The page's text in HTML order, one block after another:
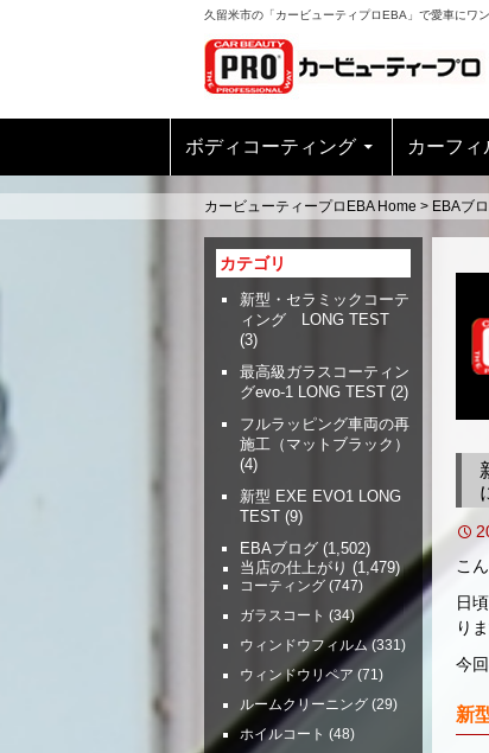
久留米市の「カービューティプロEBA」で愛車にワ
ボディコーティング カーフィ
カービューティープロEBA Home > EBAブ
こ
日
り
今
新
カテゴリ
新型・セラミックコーテ
ィング LONG TEST
(3)
最高級ガラスコーティン
グevo-1 LONG TEST (2)
フルラッピング車両の再
施工（マットブラック）
(4)
新型 EXE EVO1 LONG
TEST (9)
EBAブログ (1,502)
当店の仕上がり (1,479)
コーティング (747)
ガラスコート (34)
ウィンドウフィルム(331)
ウィンドウリペア (71)
ルームクリーニング (29)
ホイルコート (48)